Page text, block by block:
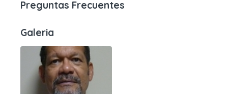
Preguntas Frecuentes
Galeria